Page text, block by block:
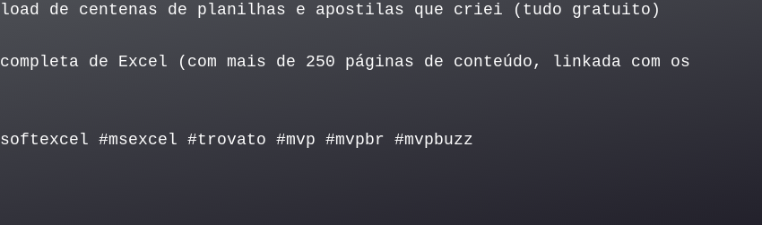
de centenas de planilhas e apostilas que criei (tudo gratuito)
de Excel (com mais de 250 páginas de conteúdo, linkada com os
#msexcel #trovato #mvp #mvpbr #mvpbuzz